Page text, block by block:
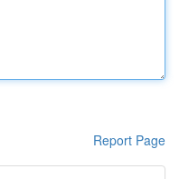
Report Page